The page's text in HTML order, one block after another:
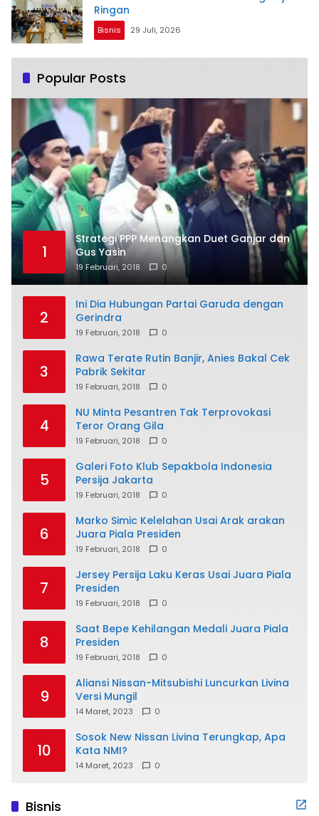
Ringan
Bisnis 29 Juli, 2026
Popular Posts
1
Strategi PPP Menangkan Duet Ganjar dan
Gus Yasin
19 Februari, 2018 0
2
Ini Dia Hubungan Partai Garuda dengan
Gerindra
19 Februari, 2018 0
3
Rawa Terate Rutin Banjir, Anies Bakal Cek
Pabrik Sekitar
19 Februari, 2018 0
4
NU Minta Pesantren Tak Terprovokasi
Teror Orang Gila
19 Februari, 2018 0
5
Galeri Foto Klub Sepakbola Indonesia
Persija Jakarta
19 Februari, 2018 0
6
Marko Simic Kelelahan Usai Arak arakan
Juara Piala Presiden
19 Februari, 2018 0
7
Jersey Persija Laku Keras Usai Juara Piala
Presiden
19 Februari, 2018 0
8
Saat Bepe Kehilangan Medali Juara Piala
Presiden
19 Februari, 2018 0
9
Aliansi Nissan-Mitsubishi Luncurkan Livina
Versi Mungil
14 Maret, 2023 0
10
Sosok New Nissan Livina Terungkap, Apa
Kata NMI?
14 Maret, 2023 0
Bisnis